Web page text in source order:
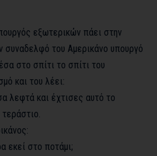
εξωτερικών πάει στην
συναδελφό του Αμερικάνο υπουργό
στο σπίτι το σπίτι του
και του λέει:
λεφτά και έχτισες αυτό το
εκεί στο ποτάμι;